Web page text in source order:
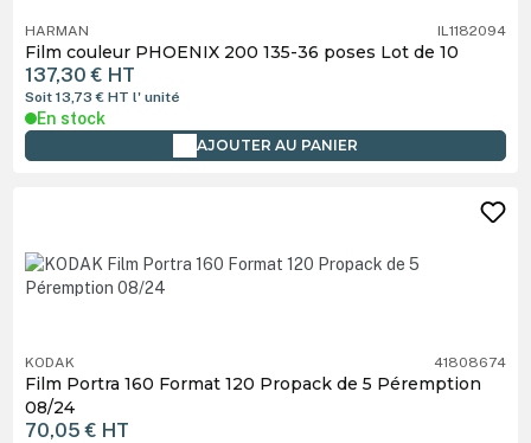
HARMAN IL1182094
Film couleur PHOENIX 200 135-36 poses Lot de 10
137,30 € HT
Soit 13,73 €HTl' unité
En stock
AJOUTER AU PANIER
KODAK 41808674
Film Portra 160 Format 120 Propack de 5 Péremption
08/24
70,05 € HT